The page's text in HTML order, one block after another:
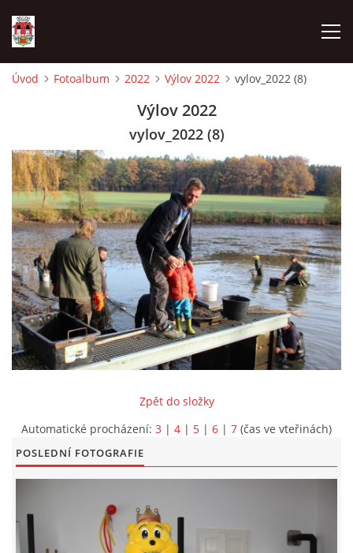
HASIČI
VOLBY
VIDEA
OBČASNÍK
© 2026 eStránky.cz |Aktualizováno: 5. 6. 2026
Úvod Fotoalbum 2022 Výlov 2022 vylov_2022 (8)
Výlov 2022
vylov_2022 (8)
Zpět do složky
Automatické procházení: 3 | 4 | 5 | 6 | 7 (čas ve vteřinách)
POSLEDNÍ FOTOGRAFIE